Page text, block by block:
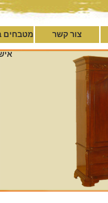
צור קשר מטבחים
אישית